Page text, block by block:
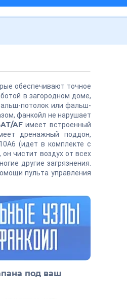
обеспечивают точное
в загородном доме,
потолок или фальш-
фанкойл не нарушает
AFимеет встроенный
дренажный поддон,
(идет в комплекте с
чистит воздух от всех
другие загрязнения.
пульта управления
под ваш